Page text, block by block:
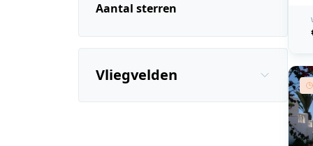
Aantal sterren
Vliegvelden